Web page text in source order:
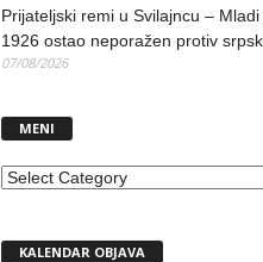
Prijateljski remi u Svilajncu –
1926 ostao neporažen protiv
07/08/2026
MENI
MENI
KALENDAR OBJAVA